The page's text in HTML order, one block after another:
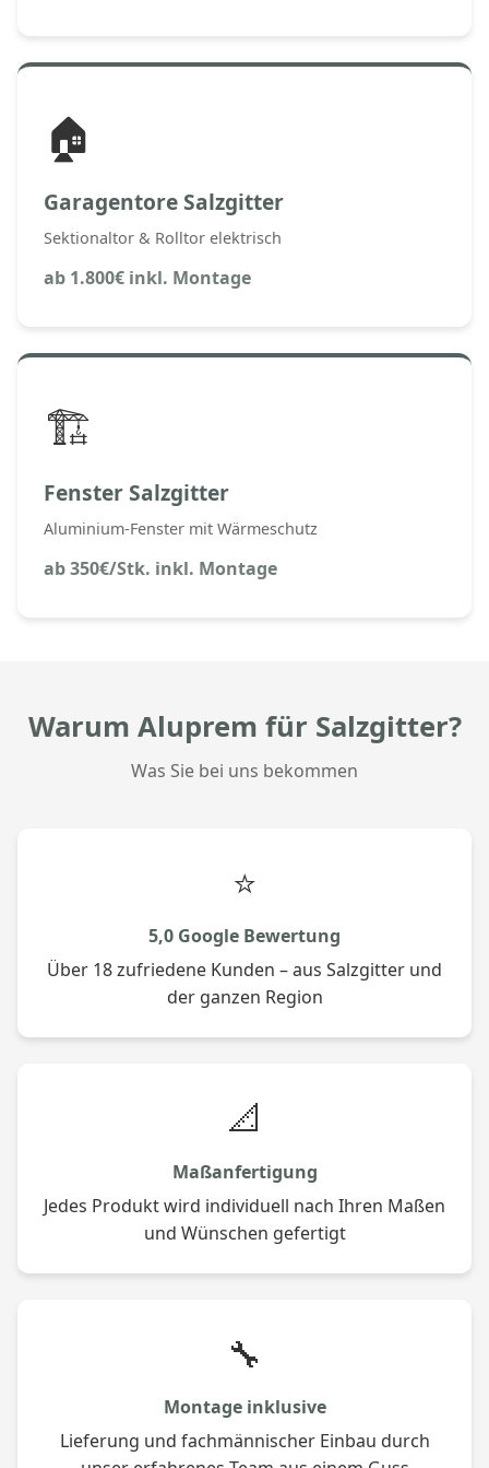
🏠
Garagentore Salzgitter
Sektionaltor & Rolltor elektrisch
ab 1.800€ inkl. Montage
🏗️
Fenster Salzgitter
Aluminium-Fenster mit Wärmeschutz
ab 350€/Stk. inkl. Montage
Warum Aluprem für Salzgitter?
Was Sie bei uns bekommen
⭐
5,0 Google Bewertung
Über 18 zufriedene Kunden – aus Salzgitter und
der ganzen Region
📐
Maßanfertigung
Jedes Produkt wird individuell nach Ihren Maßen
und Wünschen gefertigt
🔧
Montage inklusive
Lieferung und fachmännischer Einbau durch